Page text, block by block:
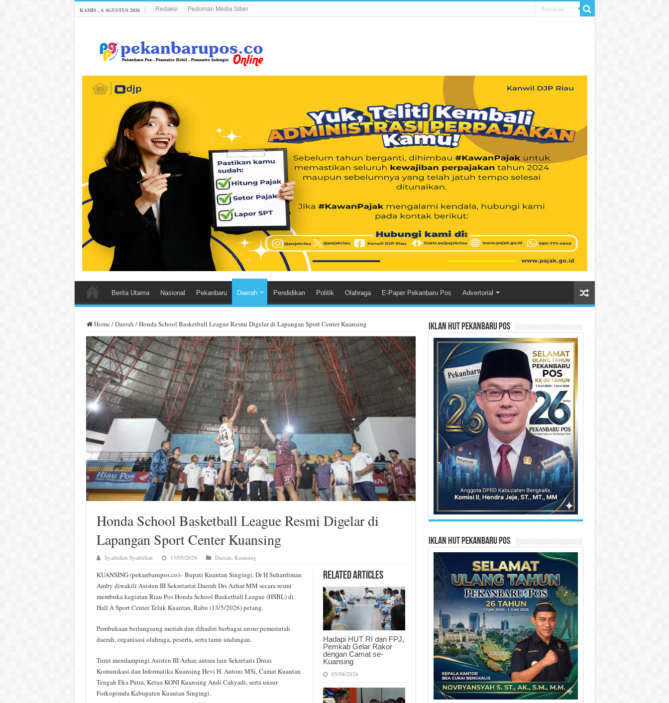
KAMIS , 6 AGUSTUS 2026 Redaksi Pedoman Media Siber
Berita Utama Nasional Pekanbaru Daerah Pendidikan Politik Olahraga E-Paper Pekanbaru Pos Advertorial
Home /Daerah /Honda School Basketball League Resmi Digelar di Lapangan Sport Center Kuansing
Honda School Basketball League Resmi Digelar di
Lapangan Sport Center Kuansing
Syaifullah Syaifullah 13/05/2026 Daerah, Kuansing
Related Articles
Hadapi HUT RI dan FPJ,
Pemkab Gelar Rakor
dengan Camat se-
Kuansing
05/08/2026
KUANSING (pekanbarupos.co)– Bupati Kuantan Singingi, Dr H Suhardiman
Amby diwakili Asisten III Sekretariat Daerah Drs Azhar MM secara resmi
membuka kegiatan Riau Pos Honda School Basketball League (HSBL) di
Hall A Sport Center Teluk Kuantan, Rabu (13/5/2026) petang.
Pembukaan berlangsung meriah dan dihadiri berbagai unsur pemerintah
daerah, organisasi olahraga, peserta, serta tamu undangan.
Turut mendampingi Asisten III Azhar, antara lain Sekretaris Dinas
Komunikasi dan Informatika Kuansing Hevi H. Antoni MSi, Camat Kuantan
Tengah Eka Putra, Ketua KONI Kuansing Andi Cahyadi, serta unsur
Forkopimda Kabupaten Kuantan Singingi.
Iklan HUT Pekanbaru Pos
Iklan HUT Pekanbaru Pos